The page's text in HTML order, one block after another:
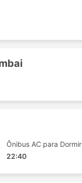
Ônibus AC para Dormir
22:40